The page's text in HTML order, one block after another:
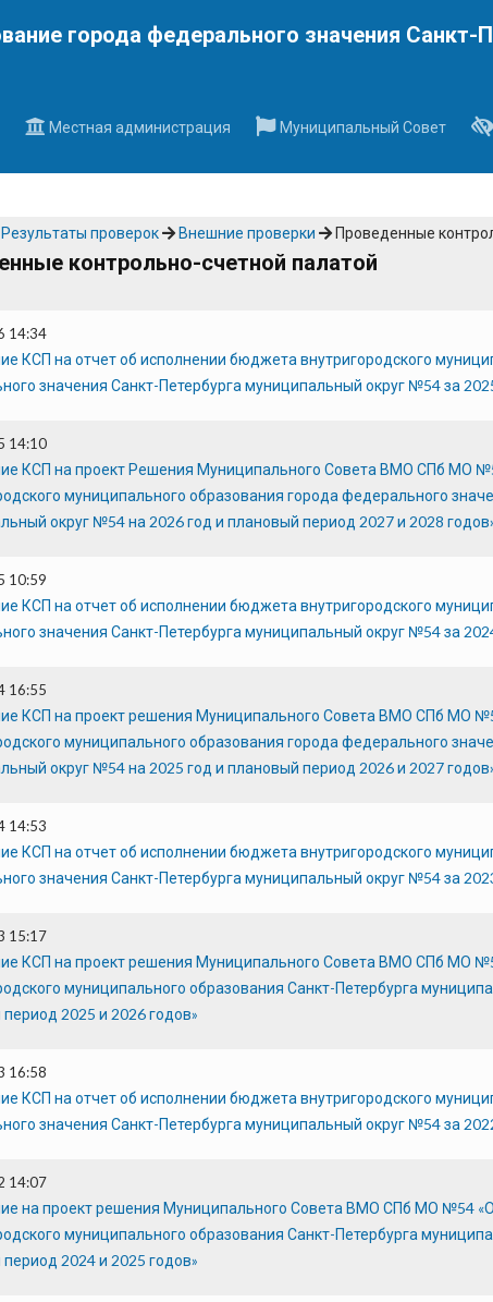
города федерального значения Санкт-
Местная администрация Муниципальный Совет
Результаты проверок Внешние проверки Проведенные
контрольно-счетной палатой
14:34
КСП на отчет об исполнении бюджета внутригородского
значения Санкт-Петербурга муниципальный округ №54 за
14:10
КСП на проект Решения Муниципального Совета ВМО СПб МО
муниципального образования города федерального
округ №54 на 2026 год и плановый период 2027 и 2028
10:59
КСП на отчет об исполнении бюджета внутригородского
значения Санкт-Петербурга муниципальный округ №54 за
16:55
КСП на проект решения Муниципального Совета ВМО СПб МО
муниципального образования города федерального
округ №54 на 2025 год и плановый период 2026 и 2027
14:53
КСП на отчет об исполнении бюджета внутригородского
значения Санкт-Петербурга муниципальный округ №54 за
15:17
КСП на проект решения Муниципального Совета ВМО СПб МО
муниципального образования Санкт-Петербурга
2025 и 2026 годов»
16:58
КСП на отчет об исполнении бюджета внутригородского
значения Санкт-Петербурга муниципальный округ №54 за
14:07
на проект решения Муниципального Совета ВМО СПб МО №54
муниципального образования Санкт-Петербурга
2024 и 2025 годов»